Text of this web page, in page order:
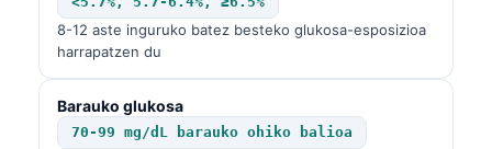
8-12 aste inguruko batez besteko glukosa-esposizioa
harrapatzen du
Barauko glukosa
70-99 mg/dL barauko ohiko balioa